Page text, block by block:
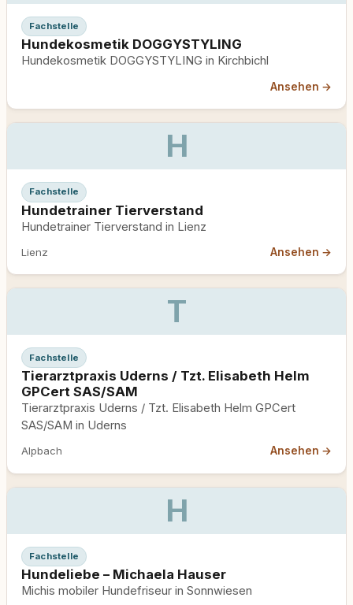
Fachstelle
Hundekosmetik DOGGYSTYLING
Hundekosmetik DOGGYSTYLING in Kirchbichl
Ansehen →
H
Fachstelle
Hundetrainer Tierverstand
Hundetrainer Tierverstand in Lienz
Lienz Ansehen →
T
Fachstelle
Tierarztpraxis Uderns / Tzt. Elisabeth Helm
GPCert SAS/SAM
Tierarztpraxis Uderns / Tzt. Elisabeth Helm GPCert
SAS/SAM in Uderns
Alpbach Ansehen →
H
Fachstelle
Hundeliebe – Michaela Hauser
Michis mobiler Hundefriseur in Sonnwiesen